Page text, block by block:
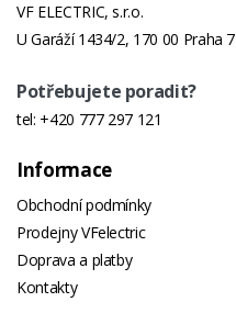
VF ELECTRIC, s.r.o.
U Garáží 1434/2, 170 00 Praha 7
Potřebujete poradit?
tel: +420 777 297 121
Informace
Obchodní podmínky
Prodejny VFelectric
Doprava a platby
Kontakty